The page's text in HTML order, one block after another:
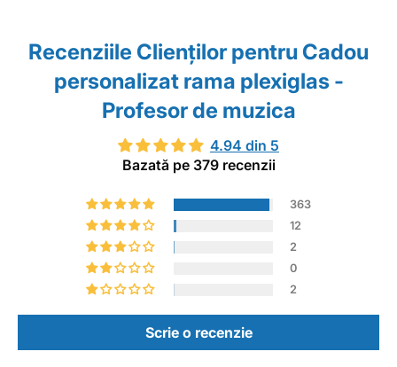
Recenziile Clienţilor pentru Cadou
personalizat rama plexiglas -
Profesor de muzica
4.94 din 5
Bazată pe 379 recenzii
363
12
2
0
2
Scrie o recenzie